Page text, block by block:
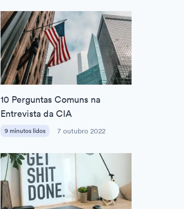
10 Perguntas Comuns na
Entrevista da CIA
9 minutos lidos 7 outubro 2022